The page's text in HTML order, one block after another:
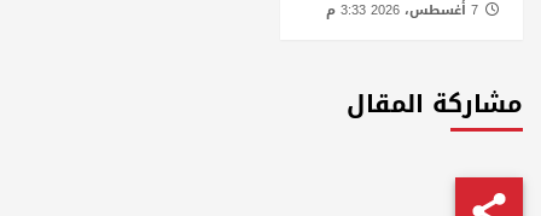
مشاركة المقال